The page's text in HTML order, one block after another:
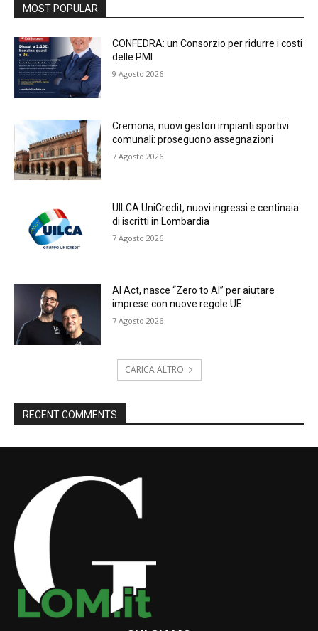
MOST POPULAR
CONFEDRA: un Consorzio per ridurre i costi
delle PMI
9 Agosto 2026
Cremona, nuovi gestori impianti sportivi
comunali: proseguono assegnazioni
7 Agosto 2026
UILCA UniCredit, nuovi ingressi e centinaia
di iscritti in Lombardia
7 Agosto 2026
AI Act, nasce “Zero to AI” per aiutare
imprese con nuove regole UE
7 Agosto 2026
CARICA ALTRO
RECENT COMMENTS